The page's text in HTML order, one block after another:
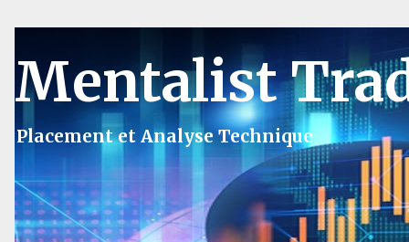
Mentalist
Placement et Analyse Technique